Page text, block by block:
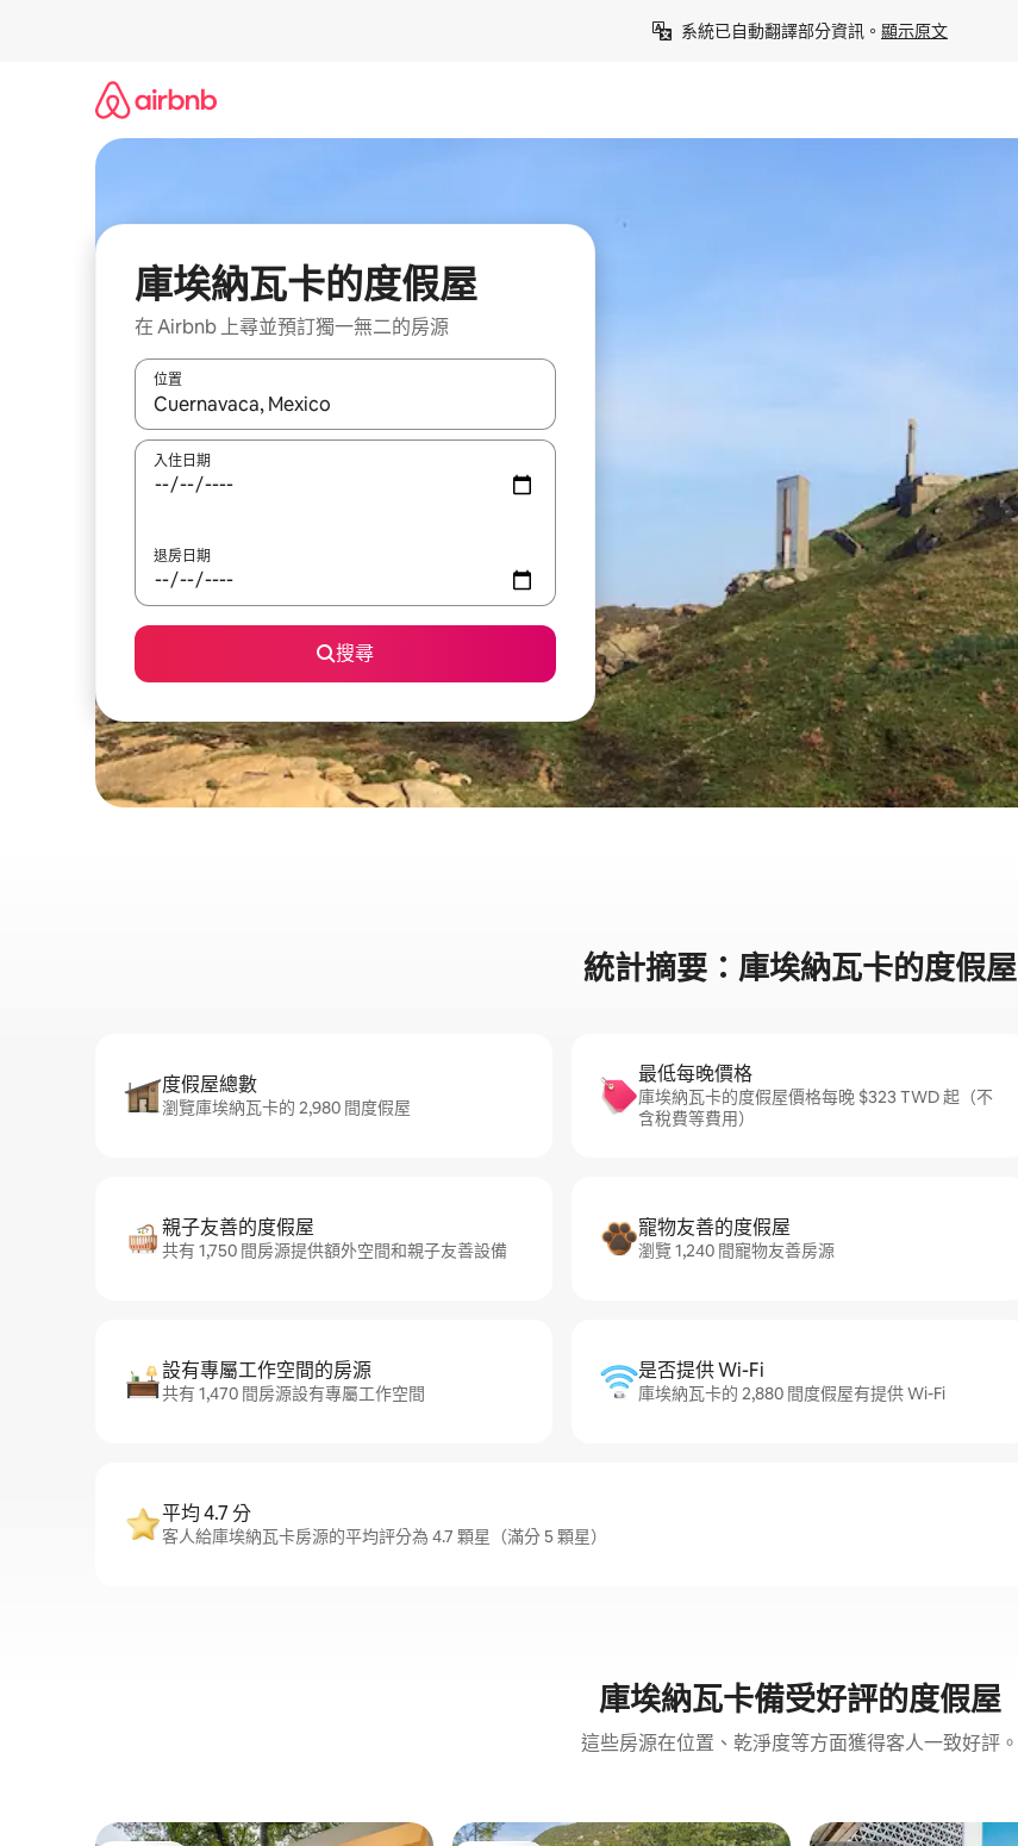
系統已自動翻譯部分資訊。 顯示原文
庫埃納瓦卡的度假屋
在 Airbnb 上尋並預訂獨一無二的房源
位置
如有搜尋結果，瀏覽內容時請使用上下箭頭，或輕點、滑動裝置。
入住日期
退房日期
搜尋
統計摘要：庫埃納瓦卡的度假屋
度假屋總數
瀏覽庫埃納瓦卡的 2,980 間度假屋
最低每晚價格
庫埃納瓦卡的度假屋價格每晚 $323 TWD 起（不
含稅費等費用）
親子友善的度假屋
共有 1,750 間房源提供額外空間和親子友善設備
寵物友善的度假屋
瀏覽 1,240 間寵物友善房源
設有專屬工作空間的房源
共有 1,470 間房源設有專屬工作空間
是否提供 Wi-Fi
庫埃納瓦卡的 2,880 間度假屋有提供 Wi-Fi
平均 4.7 分
客人給庫埃納瓦卡房源的平均評分為 4.7 顆星（滿分 5 顆星）
庫埃納瓦卡備受好評的度假屋
這些房源在位置、乾淨度等方面獲得客人一致好評。